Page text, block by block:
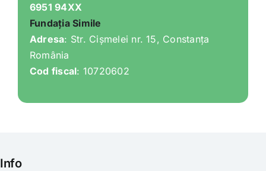
6951 94XX
Fundația Simile
Adresa: Str. Cișmelei nr. 15, Constanța
România
Cod fiscal: 10720602
Info